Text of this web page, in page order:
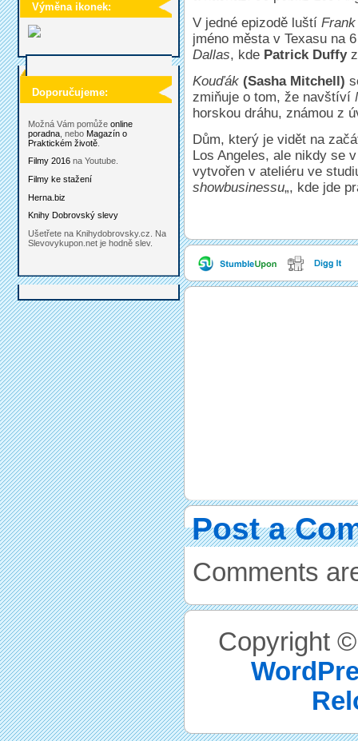
Výměna ikonek:
Doporučujeme:
Možná Vám pomůže online
poradna , nebo Magazín o
Praktickém životě
Filmy 2016 na Youtube.
Filmy ke stažení
Herna.biz
Knihy Dobrovský slevy
Ušetřete na Knihydobrovsky.cz. Na
Slevovykupon.net je hodně slev.
V jedné epizodě luští Frank
jméno města v Texasu na
Dallas, kde Patrick Duffy
Kouďák (Sasha Mitchell)
zmiňuje o tom, že navštíví
horskou dráhu, známou z
Dům, který je vidět na
Los Angeles, ale nikdy se
vytvořen v ateliéru ve
showbusinessu„, kde jde
Post a
Comments
Copyright